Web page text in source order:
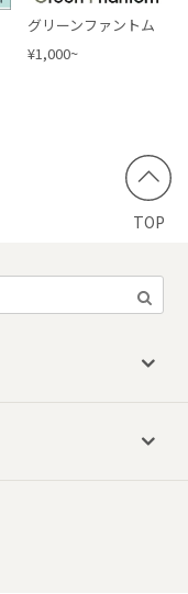
グリーンファントム
¥1,000~
TOP